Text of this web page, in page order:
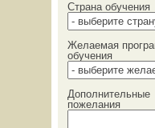
Страна обучения
Желаемая
обучения
Дополнительные
пожелания